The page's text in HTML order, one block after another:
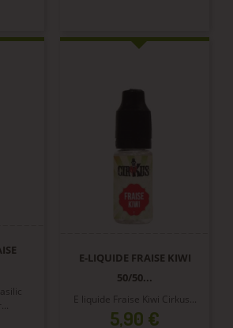
E-LIQUIDE FRAISE KIWI
50/50...
E liquide Fraise Kiwi Cirkus...
Prix
5,90 €